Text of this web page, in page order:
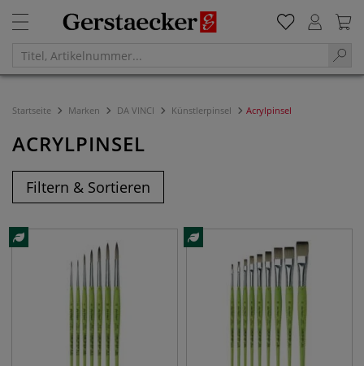
Startseite Marken DA VINCI Künstlerpinsel Acrylpinsel
ACRYLPINSEL
Filtern & Sortieren